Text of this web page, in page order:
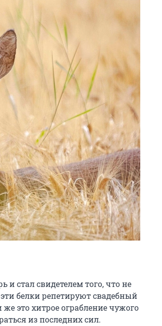
и стал свидетелем того, что не
белки репетируют свадебный
это хитрое ограбление чужого
из последних сил.